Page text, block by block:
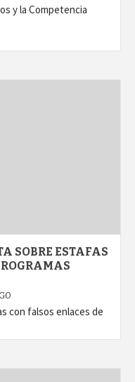
y la Competencia
SOBRE ESTAFAS
con falsos enlaces de